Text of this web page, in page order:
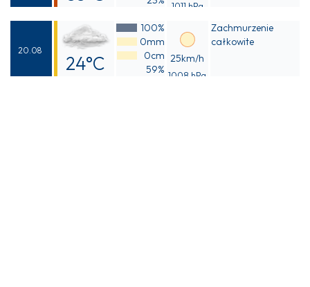
31°C
1011 hPa
20.08
24°C
100%
0mm
0cm
59%
25km/h
1008 hPa
Zachmurzenie
całkowite